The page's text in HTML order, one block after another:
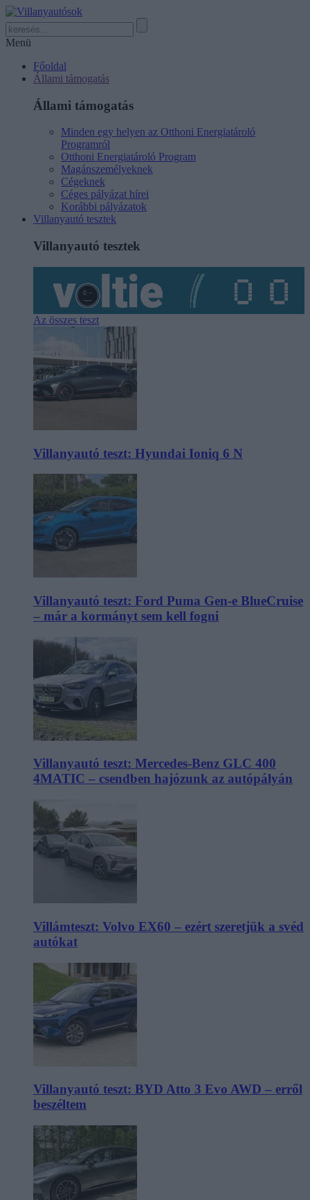
Menü
Főoldal
Állami támogatás
Állami támogatás
Minden egy helyen az Otthoni Energiatároló
Programról
Otthoni Energiatároló Program
Magánszemélyeknek
Cégeknek
Céges pályázat hírei
Korábbi pályázatok
Villanyautó tesztek
Villanyautó tesztek
Az összes teszt
Villanyautó teszt: Hyundai Ioniq 6 N
Villanyautó teszt: Ford Puma Gen-e BlueCruise
– már a kormányt sem kell fogni
Villanyautó teszt: Mercedes-Benz GLC 400
4MATIC – csendben hajózunk az autópályán
Villámteszt: Volvo EX60 – ezért szeretjük a svéd
autókat
Villanyautó teszt: BYD Atto 3 Evo AWD – erről
beszéltem